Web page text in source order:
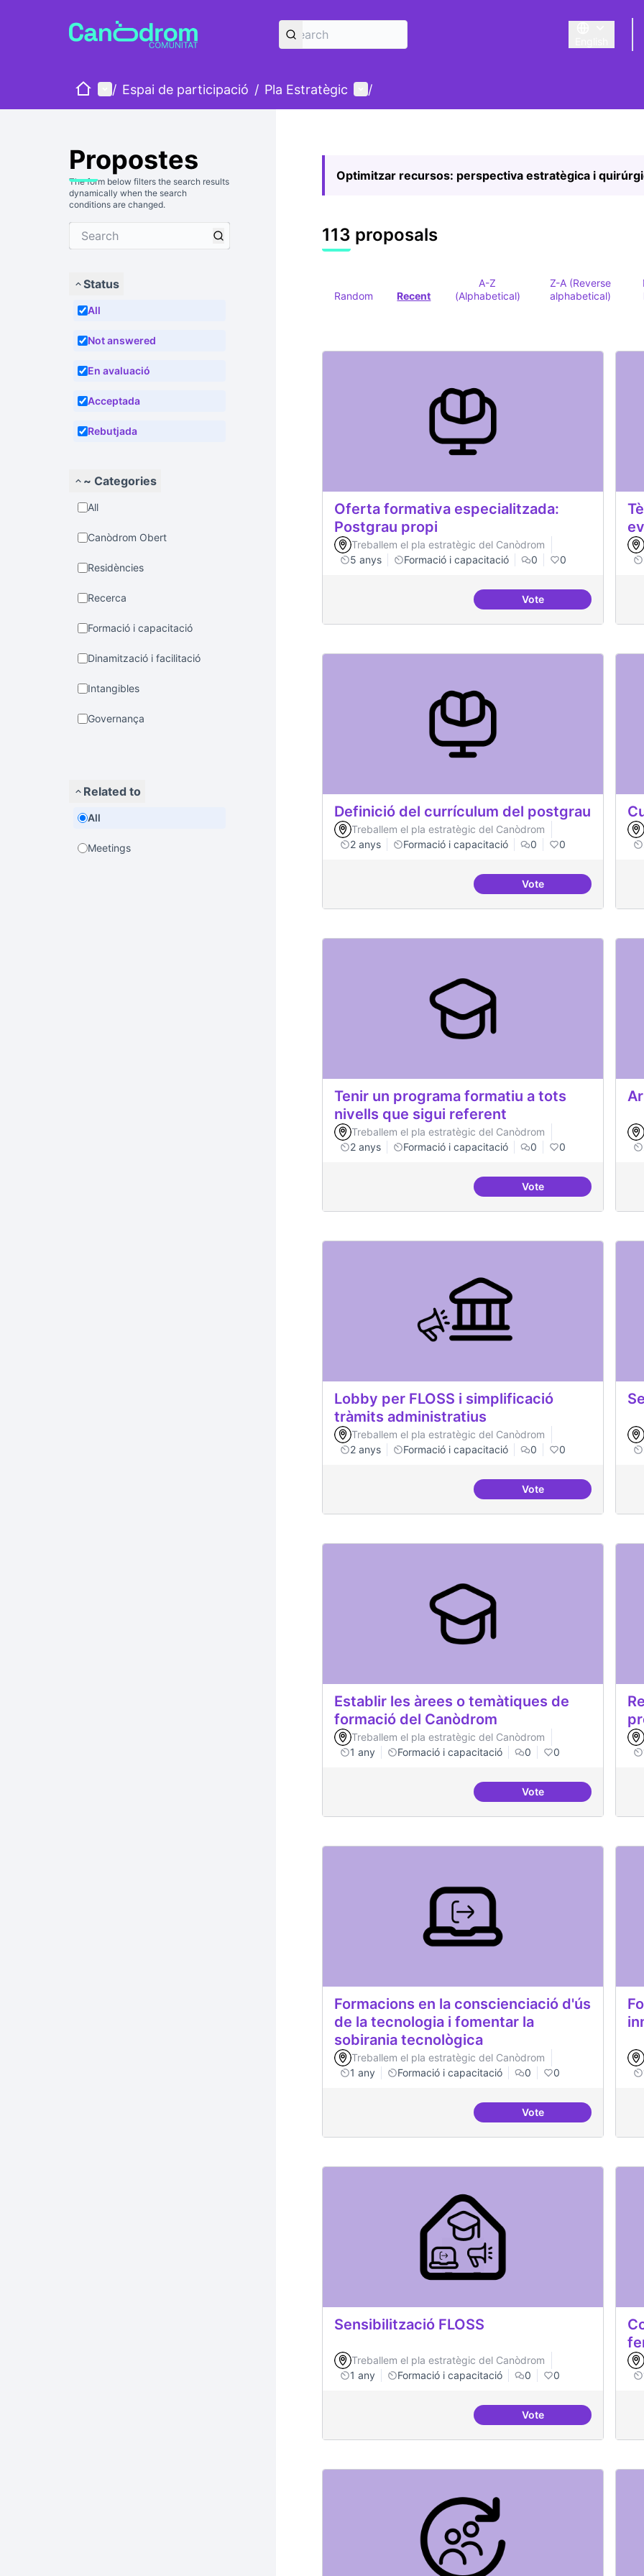
Triar la llengua
HomeMain menu
/ Espai de participació / Pla Estratègic User menu
/
Propostes
The form below filters the search results
dynamically when the search
conditions are changed.
Status
All
Not answered
En avaluació
Acceptada
Rebutjada
~ Categories
All
Canòdrom Obert
Residències
Recerca
Formació i capacitació
Dinamització i facilitació
Intangibles
Governança
Related to
All
Meetings
Optimitzar recursos: perspectiva estratègica i
113 proposals
Random Recent
A-Z
(Alphabetical)
Z-A (Reverse
alphabetical)
Oferta formativa especialitzada:
Postgrau propi
Treballem el pla estratègic del Canòdrom
5 anys
Formació i capacitació 0 0
VoteOferta formativa
Definició del currículum del postgrau
Treballem el pla estratègic del Canòdrom
2 anys
Formació i capacitació 0 0
VoteDefinició del
Tenir un programa formatiu a tots
nivells que sigui referent
Treballem el pla estratègic del Canòdrom
2 anys
Formació i capacitació 0 0
VoteTenir un programa
Lobby per FLOSS i simplificació
tràmits administratius
Treballem el pla estratègic del Canòdrom
2 anys
Formació i capacitació 0 0
VoteLobby per FLOSS i
Establir les àrees o temàtiques de
formació del Canòdrom
Treballem el pla estratègic del Canòdrom
1 any
Formació i capacitació 0 0
VoteEstablir les àrees o
Formacions en la conscienciació d'ús
de la tecnologia i fomentar la
sobirania tecnològica
Treballem el pla estratègic del Canòdrom
1 any
Formació i capacitació 0 0
VoteFormacions en la
Sensibilització FLOSS
Treballem el pla estratègic del Canòdrom
1 any
Formació i capacitació 0 0
VoteSensibilització FLOSS